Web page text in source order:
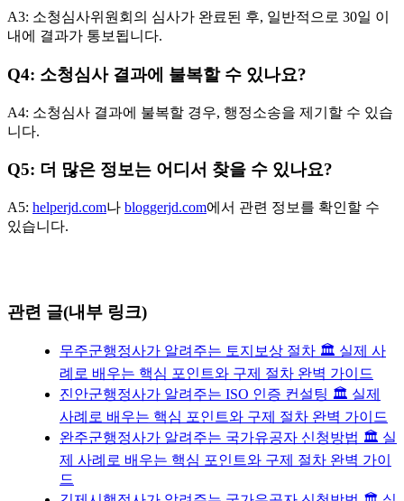
A3: 소청심사위원회의 심사가 완료된 후, 일반적으로 30일 이
내에 결과가 통보됩니다.
Q4: 소청심사 결과에 불복할 수 있나요?
A4: 소청심사 결과에 불복할 경우, 행정소송을 제기할 수 있습
니다.
Q5: 더 많은 정보는 어디서 찾을 수 있나요?
A5: helperjd.com나 bloggerjd.com에서 관련 정보를 확인할 수
있습니다.
관련 글(내부 링크)
무주군행정사가 알려주는 토지보상 절차 🏛️ 실제 사
례로 배우는 핵심 포인트와 구제 절차 완벽 가이드
진안군행정사가 알려주는 ISO 인증 컨설팅 🏛️ 실제
사례로 배우는 핵심 포인트와 구제 절차 완벽 가이드
완주군행정사가 알려주는 국가유공자 신청방법 🏛️ 실
제 사례로 배우는 핵심 포인트와 구제 절차 완벽 가이
드